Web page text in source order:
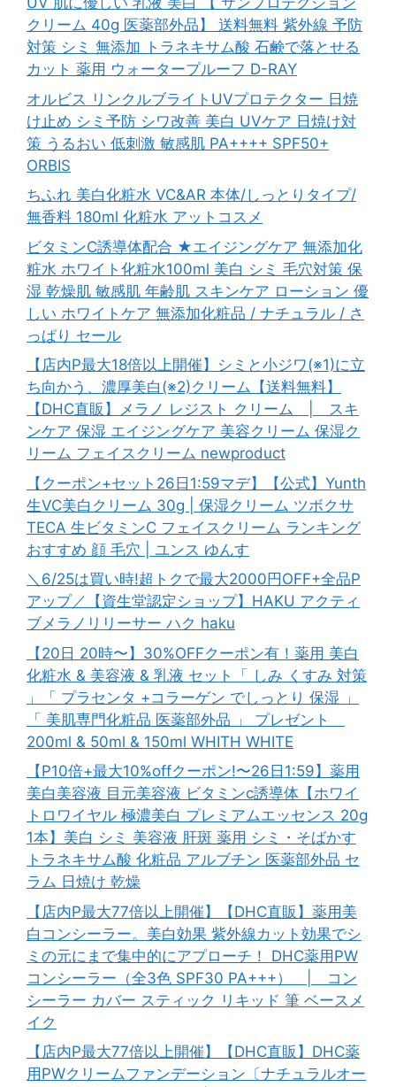
クリーム 40g 医薬部外品】 送料無料 紫外線 予防
対策 シミ 無添加 トラネキサム酸 石鹸で落とせる
カット 薬用 ウォータープルーフ D-RAY
オルビス リンクルブライトUVプロテクター 日焼
け止め シミ予防 シワ改善 美白 UVケア 日焼け対
策 うるおい 低刺激 敏感肌 PA++++ SPF50+
ORBIS
ちふれ 美白化粧水 VC&AR 本体/しっとりタイプ/
無香料 180ml 化粧水 アットコスメ
ビタミンC誘導体配合 ★エイジングケア 無添加化
粧水 ホワイト化粧水100ml 美白 シミ 毛穴対策 保
湿 乾燥肌 敏感肌 年齢肌 スキンケア ローション 優
しい ホワイトケア 無添加化粧品 / ナチュラル / さ
っぱり セール
【店内P最大18倍以上開催】シミと小ジワ(※1)に立
ち向かう、濃厚美白(※2)クリーム【送料無料】
【DHC直販】メラノ レジスト クリーム | スキ
ンケア 保湿 エイジングケア 美容クリーム 保湿ク
リーム フェイスクリーム newproduct
【クーポン+セット26日1:59マデ】【公式】Yunth
生VC美白クリーム 30g | 保湿クリーム ツボクサ
TECA 生ビタミンC フェイスクリーム ランキング
おすすめ 顔 毛穴 | ユンス ゆんす
＼6/25は買い時!超トクで最大2000円OFF+全品P
アップ／【資生堂認定ショップ】HAKU アクティ
ブメラノリリーサー ハク haku
【20日 20時〜】30%OFFクーポン有！薬用 美白
化粧水 & 美容液 & 乳液 セット「 しみ くすみ 対策
」「 プラセンタ +コラーゲン でしっとり 保湿 」
「 美肌専門化粧品 医薬部外品 」 プレゼント
200ml & 50ml & 150ml WHITH WHITE
【P10倍+最大10%offクーポン!〜26日1:59】薬用
美白美容液 目元美容液 ビタミンc誘導体【ホワイ
トロワイヤル 極濃美白 プレミアムエッセンス 20g
1本】美白 シミ 美容液 肝斑 薬用 シミ・そばかす
トラネキサム酸 化粧品 アルブチン 医薬部外品 セ
ラム 日焼け 乾燥
【店内P最大77倍以上開催】【DHC直販】薬用美
白コンシーラー。美白効果 紫外線カット効果でシ
ミの元にまで集中的にアプローチ！ DHC薬用PW
コンシーラー（全3色 SPF30 PA+++） | コン
シーラー カバー スティック リキッド 筆 ベースメ
イク
【店内P最大77倍以上開催】【DHC直販】DHC薬
用PWクリームファンデーション〔ナチュラルオー